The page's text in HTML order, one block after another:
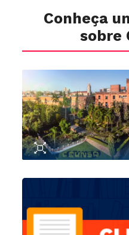
Conheça
sobre